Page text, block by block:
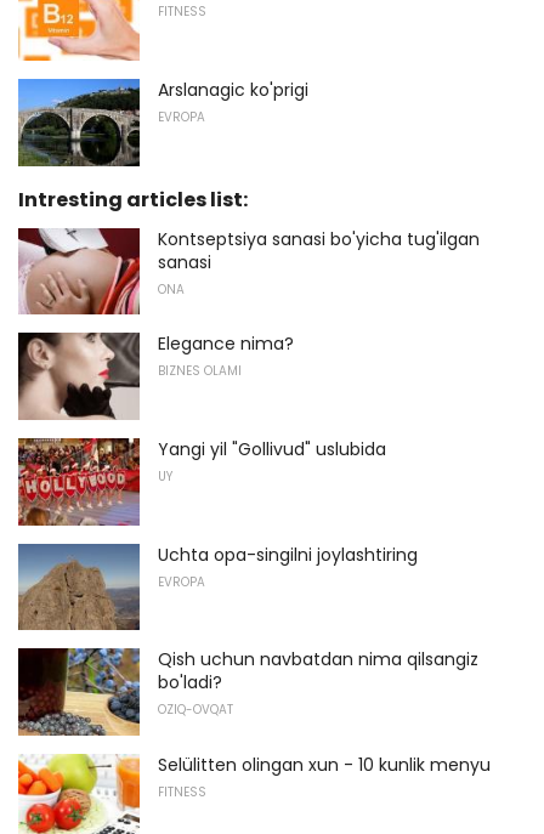
FITNESS
Arslanagic ko'prigi
EVROPA
Intresting articles list:
Kontseptsiya sanasi bo'yicha tug'ilgan
sanasi
ONA
Elegance nima?
BIZNES OLAMI
Yangi yil "Gollivud" uslubida
UY
Uchta opa-singilni joylashtiring
EVROPA
Qish uchun navbatdan nima qilsangiz
bo'ladi?
OZIQ-OVQAT
Selülitten olingan xun - 10 kunlik menyu
FITNESS